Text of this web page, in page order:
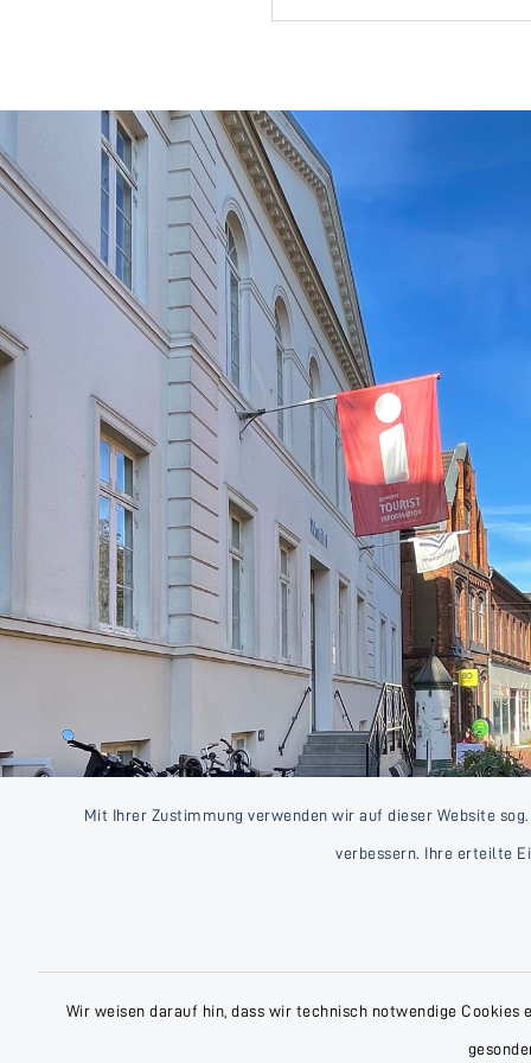
Mit Ihrer Zustimmung verwenden wir auf dieser Website
verbessern. Ihre erteilte
Wir weisen darauf hin, dass wir technisch notwendige